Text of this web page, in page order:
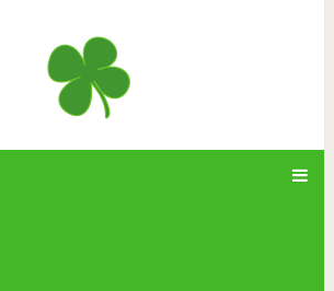
21 выдающаяся фотография